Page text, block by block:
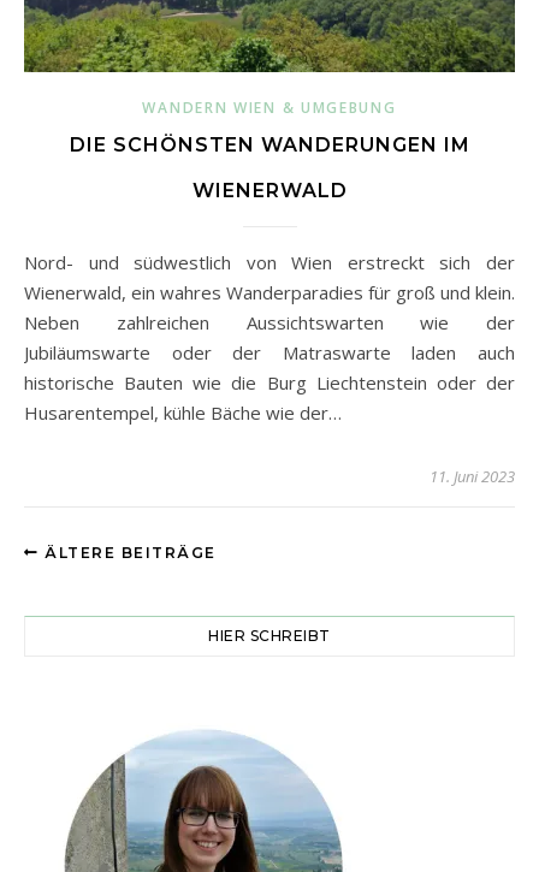
WANDERN WIEN & UMGEBUNG
DIE SCHÖNSTEN WANDERUNGEN IM
WIENERWALD
Nord- und südwestlich von Wien erstreckt sich der
Wienerwald, ein wahres Wanderparadies für groß und klein.
Neben zahlreichen Aussichtswarten wie der
Jubiläumswarte oder der Matraswarte laden auch
historische Bauten wie die Burg Liechtenstein oder der
Husarentempel, kühle Bäche wie der…
11. Juni 2023
ÄLTERE BEITRÄGE
HIER SCHREIBT